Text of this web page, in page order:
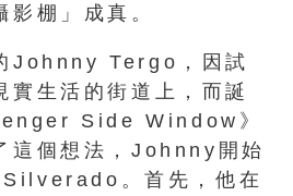
影棚」成真。
Johnny Tergo，因試
實生活的街道上，而誕
Side Window》
這個想法，Johnny開始
。首先，他在